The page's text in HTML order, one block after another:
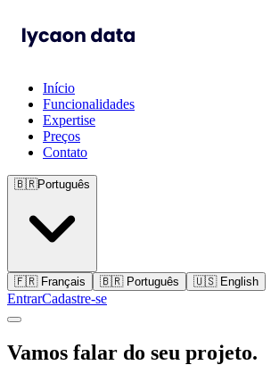
Início
Funcionalidades
Expertise
Preços
Contato
🇧🇷Português
🇫🇷 Français 🇧🇷 Português 🇺🇸 English
EntrarCadastre-se
Vamos falar do seu projeto.